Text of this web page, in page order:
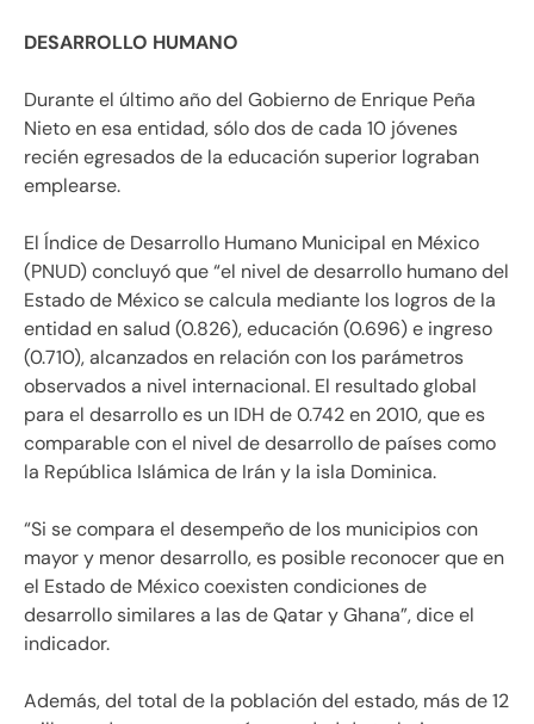
DESARROLLO HUMANO
Durante el último año del Gobierno de Enrique Peña
Nieto en esa entidad, sólo dos de cada 10 jóvenes
recién egresados de la educación superior lograban
emplearse.
El Índice de Desarrollo Humano Municipal en México
(PNUD) concluyó que “el nivel de desarrollo humano del
Estado de México se calcula mediante los logros de la
entidad en salud (0.826), educación (0.696) e ingreso
(0.710), alcanzados en relación con los parámetros
observados a nivel internacional. El resultado global
para el desarrollo es un IDH de 0.742 en 2010, que es
comparable con el nivel de desarrollo de países como
la República Islámica de Irán y la isla Dominica.
“Si se compara el desempeño de los municipios con
mayor y menor desarrollo, es posible reconocer que en
el Estado de México coexisten condiciones de
desarrollo similares a las de Qatar y Ghana”, dice el
indicador.
Además, del total de la población del estado, más de 12